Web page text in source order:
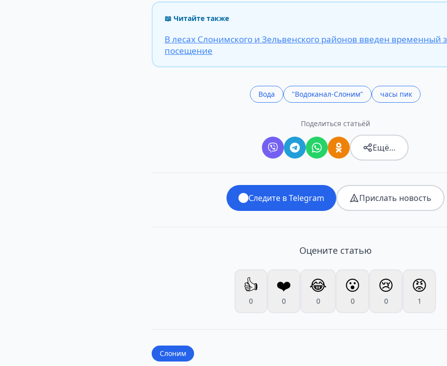
📖 Читайте также
В лесах Слонимского и Зельвенского районов введен временный
посещение
Вода "Водоканал-Слоним" часы пик
Поделиться статьёй
Ещё…
Следите в Telegram Прислать новость
Оцените статью
👍
0
❤️
0
😂
0
😮
0
😢
0
😡
1
Слоним